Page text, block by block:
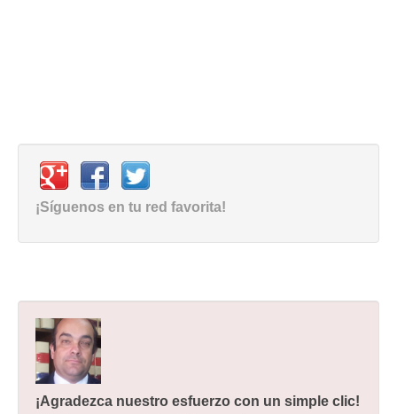
¡Síguenos en tu red favorita!
¡Agradezca nuestro esfuerzo con un simple clic!